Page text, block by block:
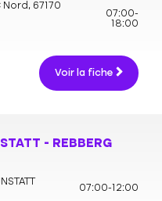
Nord, 67170
07:00-
18:00
Voir la fiche
- REBBERG
07:00-12:00